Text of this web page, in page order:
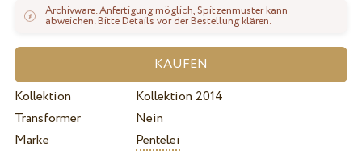
Archivware. Anfertigung möglich, Spitzenmuster kann
abweichen. Bitte Details vor der Bestellung klären.
Kollektion
Kollektion 2014
Transformer
Nein
Marke
Pentelei